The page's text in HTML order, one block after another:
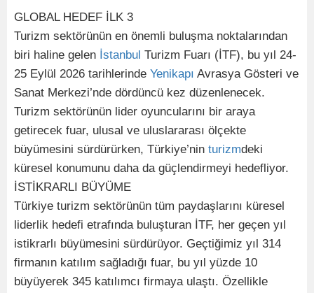
GLOBAL HEDEF İLK 3
Turizm sektörünün en önemli buluşma noktalarından
biri haline gelen İstanbul Turizm Fuarı (İTF), bu yıl 24-
25 Eylül 2026 tarihlerinde Yenikapı Avrasya Gösteri ve
Sanat Merkezi’nde dördüncü kez düzenlenecek.
Turizm sektörünün lider oyuncularını bir araya
getirecek fuar, ulusal ve uluslararası ölçekte
büyümesini sürdürürken, Türkiye’nin turizmdeki
küresel konumunu daha da güçlendirmeyi hedefliyor.
İSTİKRARLI BÜYÜME
Türkiye turizm sektörünün tüm paydaşlarını küresel
liderlik hedefi etrafında buluşturan İTF, her geçen yıl
istikrarlı büyümesini sürdürüyor. Geçtiğimiz yıl 314
firmanın katılım sağladığı fuar, bu yıl yüzde 10
büyüyerek 345 katılımcı firmaya ulaştı. Özellikle